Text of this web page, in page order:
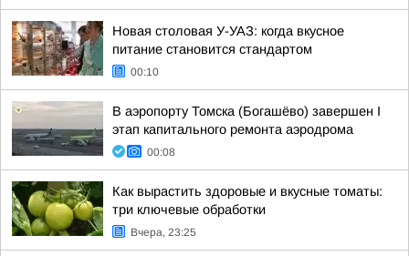
Новая столовая У-УАЗ: когда вкусное
питание становится стандартом
00:10
В аэропорту Томска (Богашёво) завершен I
этап капитального ремонта аэродрома
00:08
Как вырастить здоровые и вкусные томаты:
три ключевые обработки
Вчера, 23:25